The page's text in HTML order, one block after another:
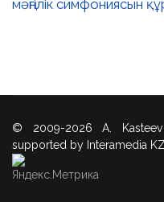
мәңгілік симфониясын
© 2009-2026 A.
supported by Interamedia KZ